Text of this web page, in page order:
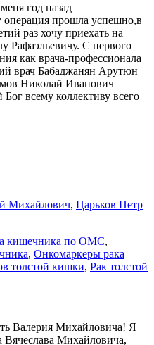
год назад
операция прошла успешно,в
раз хочу приехать на
Рафаэльевичу. С первого
как врача-профессионала
врач Бабаджанян Арутюн
Николай Иванович
всему коллективу всего
Михайлович, Царьков Петр
кишечника по ОМС,
, Онкомаркеры рака
толстой кишки, Рак толстой
Валерия Михайловича! Я
Вячеслава Михайловича,